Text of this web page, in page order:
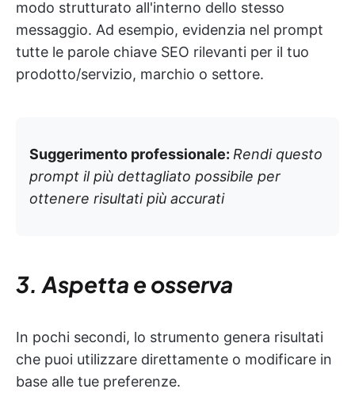
modo strutturato all'interno dello stesso
messaggio. Ad esempio, evidenzia nel prompt
tutte le parole chiave SEO rilevanti per il tuo
prodotto/servizio, marchio o settore.
Suggerimento professionale: Rendi questo
prompt il più dettagliato possibile per
ottenere risultati più accurati
3. Aspetta e osserva
In pochi secondi, lo strumento genera risultati
che puoi utilizzare direttamente o modificare in
base alle tue preferenze.